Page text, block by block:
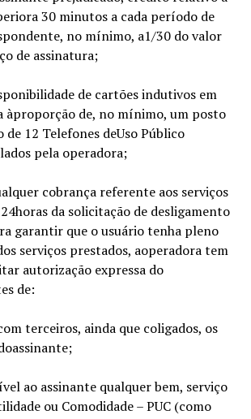
30 minutos a cada período de
no mínimo, a1/30 do valor
de assinatura;
de cartões indutivos em
àproporção de, no mínimo, um posto
de 12 Telefones deUso Público
pela operadora;
cobrança referente aos serviços
da solicitação de desligamento
garantir que o usuário tenha pleno
serviços prestados, aoperadora tem
autorização expressa do
de:
terceiros, ainda que coligados, os
ao assinante qualquer bem, serviço
ou Comodidade – PUC (como